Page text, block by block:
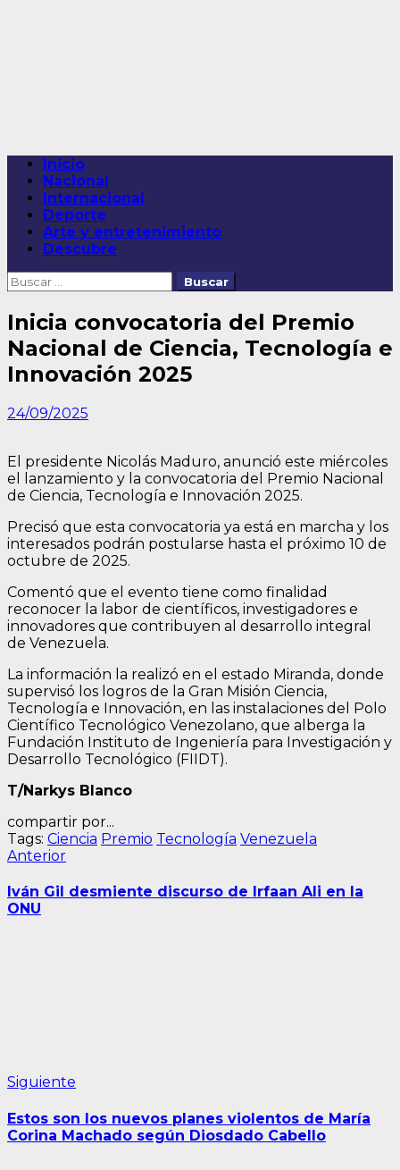
Menú
principal
Inicio
Nacional
Internacional
Deporte
Arte y entretenimiento
Descubre
Buscar:
Inicia convocatoria del Premio
Nacional de Ciencia, Tecnología e
Innovación 2025
24/09/2025
El presidente Nicolás Maduro, anunció este miércoles
el lanzamiento y la convocatoria del Premio Nacional
de Ciencia, Tecnología e Innovación 2025.
Precisó que esta convocatoria ya está en marcha y los
interesados podrán postularse hasta el próximo 10 de
octubre de 2025.
Comentó que el evento tiene como finalidad
reconocer la labor de científicos, investigadores e
innovadores que contribuyen al desarrollo integral
de Venezuela.
La información la realizó en el estado Miranda, donde
supervisó los logros de la Gran Misión Ciencia,
Tecnología e Innovación, en las instalaciones del Polo
Científico Tecnológico Venezolano, que alberga la
Fundación Instituto de Ingeniería para Investigación y
Desarrollo Tecnológico (FIIDT).
T/Narkys Blanco
compartir por...
Tags: Ciencia Premio Tecnología Venezuela
Navegación
de
entradas
AnteriorEntrada
Iván Gil desmiente discurso de Irfaan Ali en la
ONU
Siguiente
Estos son los nuevos planes violentos de María
Corina Machado según Diosdado Cabello